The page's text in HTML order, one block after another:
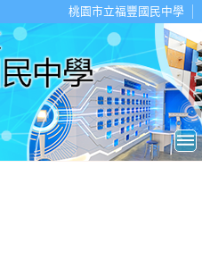
桃園市立福豐國民中學